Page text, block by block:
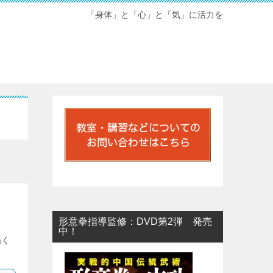
「身体」と「心」と「気」に活力を
形意拳指導監修：DVD第2弾 発売
中！